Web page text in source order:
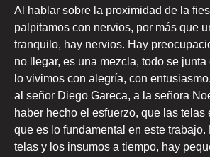
Al hablar sobre la proximidad de la
palpitamos con nervios, por más que
tranquilo, hay nervios. Hay
no llegar, es una mezcla, todo se
lo vivimos con alegría, con
al señor Diego Gareca, a la señora
haber hecho el esfuerzo, que las telas
que es lo fundamental en este
telas y los insumos a tiempo, hay